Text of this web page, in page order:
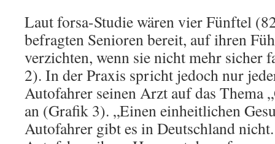
Laut forsa-Studie wären vier Fünftel
befragten Senioren bereit, auf ihren
verzichten, wenn sie nicht mehr sicher
2). In der Praxis spricht jedoch nur
Autofahrer seinen Arzt auf das Thema
an (Grafik 3). „Einen einheitlichen
Autofahrer gibt es in Deutschland